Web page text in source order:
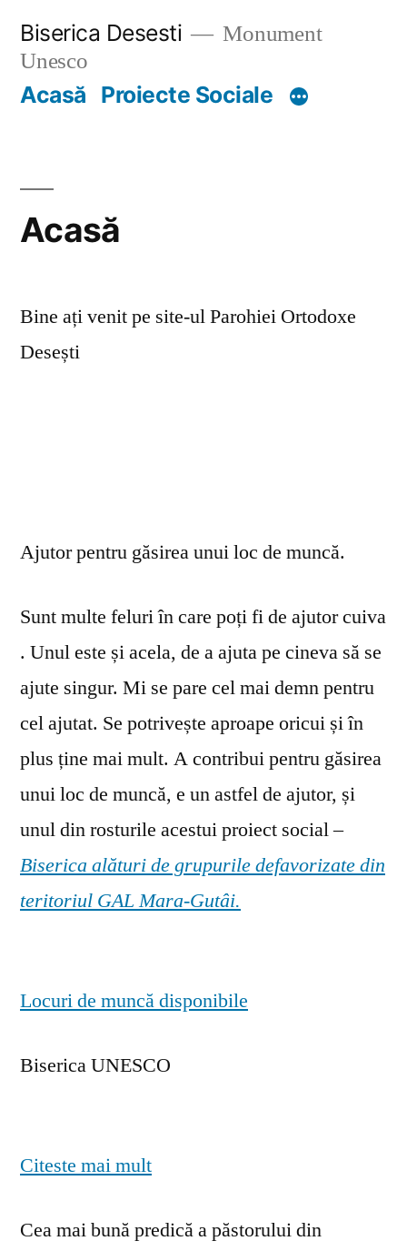
content
Biserica Desesti
Monument
Unesco
Acasă Proiecte Sociale
Acasă
Bine ați venit pe site-ul Parohiei Ortodoxe
Desești
Ajutor pentru găsirea unui loc de muncă.
Sunt multe feluri în care poți fi de ajutor cuiva
. Unul este și acela, de a ajuta pe cineva să se
ajute singur. Mi se pare cel mai demn pentru
cel ajutat. Se potrivește aproape oricui și în
plus ține mai mult. A contribui pentru găsirea
unui loc de muncă, e un astfel de ajutor, și
unul din rosturile acestui proiect social –
Biserica alături de grupurile defavorizate din
teritoriul GAL Mara-Gutâi.
Locuri de muncă disponibile
Biserica UNESCO
Citeste mai mult
Cea mai bună predică a păstorului din